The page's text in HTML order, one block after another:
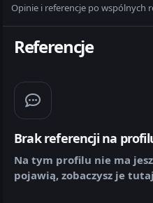
Opinie i referencje po wspólnych
Referencje
Brak referencji na
Na tym profilu nie ma
pojawią, zobaczysz je